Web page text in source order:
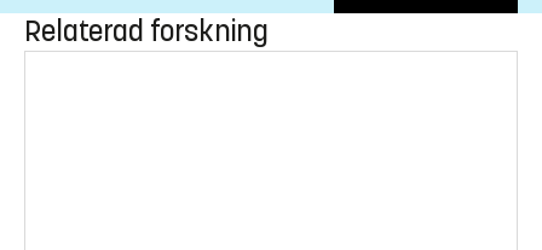
Relaterad forskning